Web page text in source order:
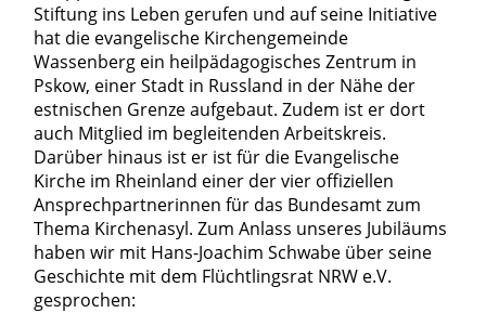
Stiftung ins Leben gerufen und auf seine Initiative
hat die evangelische Kirchengemeinde
Wassenberg ein heilpädagogisches Zentrum in
Pskow, einer Stadt in Russland in der Nähe der
estnischen Grenze aufgebaut. Zudem ist er dort
auch Mitglied im begleitenden Arbeitskreis.
Darüber hinaus ist er ist für die Evangelische
Kirche im Rheinland einer der vier offiziellen
Ansprechpartnerinnen für das Bundesamt zum
Thema Kirchenasyl. Zum Anlass unseres Jubiläums
haben wir mit Hans-Joachim Schwabe über seine
Geschichte mit dem Flüchtlingsrat NRW e.V.
gesprochen: